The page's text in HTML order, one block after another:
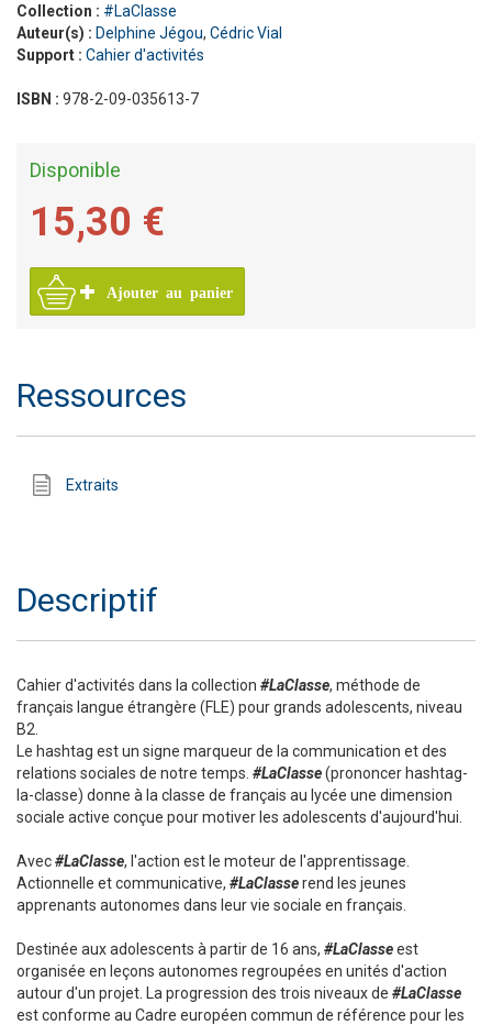
Collection : #LaClasse
Auteur(s) : Delphine Jégou, Cédric Vial
Support : Cahier d'activités
ISBN : 978-2-09-035613-7
Disponible
15,30 €
Ajouter au panier
Ressources
Extraits
Descriptif
Cahier d'activités dans la collection #LaClasse, méthode de
français langue étrangère (FLE) pour grands adolescents, niveau
B2.
Le hashtag est un signe marqueur de la communication et des
relations sociales de notre temps. #LaClasse(prononcer hashtag-
la-classe) donne à la classe de français au lycée une dimension
sociale active conçue pour motiver les adolescents d'aujourd'hui.
Avec#LaClasse, l'action est le moteur de l'apprentissage.
Actionnelle et communicative, #LaClasserend les jeunes
apprenants autonomes dans leur vie sociale en français.
Destinée aux adolescents à partir de 16 ans, #LaClasseest
organisée en leçons autonomes regroupées en unités d'action
autour d'un projet. La progression des trois niveaux de #LaClasse
est conforme au Cadre européen commun de référence pour les